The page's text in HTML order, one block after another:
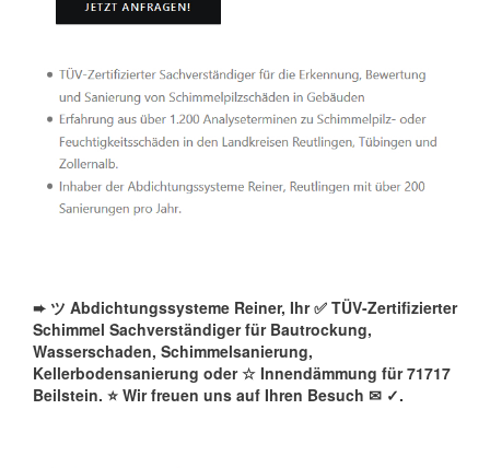
➨ ツ Abdichtungssysteme Reiner, Ihr ✅ TÜV-Zertifizierter
Schimmel Sachverständiger für Bautrockung,
Wasserschaden, Schimmelsanierung,
Kellerbodensanierung oder ☆ Innendämmung für 71717
Beilstein. ⭐ Wir freuen uns auf Ihren Besuch ✉ ✓️.